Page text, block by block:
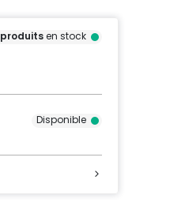
produitsen stock
Disponible